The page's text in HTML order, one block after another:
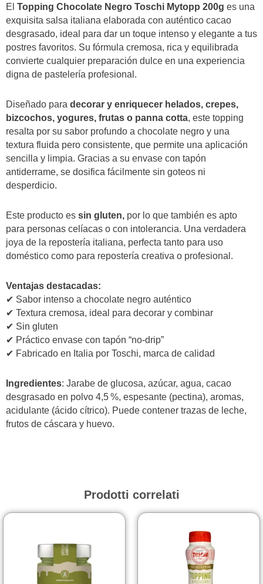
El Topping Chocolate Negro Toschi Mytopp 200g es una
exquisita salsa italiana elaborada con auténtico cacao
desgrasado, ideal para dar un toque intenso y elegante a tus
postres favoritos. Su fórmula cremosa, rica y equilibrada
convierte cualquier preparación dulce en una experiencia
digna de pastelería profesional.
Diseñado para decorar y enriquecer helados, crepes,
bizcochos, yogures, frutas o panna cotta, este topping
resalta por su sabor profundo a chocolate negro y una
textura fluida pero consistente, que permite una aplicación
sencilla y limpia. Gracias a su envase con tapón
antiderrame, se dosifica fácilmente sin goteos ni
desperdicio.
Este producto es sin gluten, por lo que también es apto
para personas celíacas o con intolerancia. Una verdadera
joya de la repostería italiana, perfecta tanto para uso
doméstico como para repostería creativa o profesional.
Ventajas destacadas:
✔ Sabor intenso a chocolate negro auténtico
✔ Textura cremosa, ideal para decorar y combinar
✔ Sin gluten
✔ Práctico envase con tapón “no-drip”
✔ Fabricado en Italia por Toschi, marca de calidad
Ingredientes: Jarabe de glucosa, azúcar, agua, cacao
desgrasado en polvo 4,5 %, espesante (pectina), aromas,
acidulante (ácido cítrico). Puede contener trazas de leche,
frutos de cáscara y huevo.
Prodotti correlati